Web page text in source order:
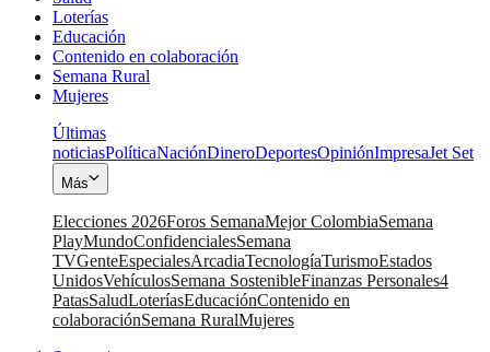
Loterías
Educación
Contenido en colaboración
Semana Rural
Mujeres
Últimas
noticiasPolíticaNaciónDineroDeportesOpiniónImpresaJet Set
Más
Elecciones 2026Foros SemanaMejor ColombiaSemana
PlayMundoConfidencialesSemana
TVGenteEspecialesArcadiaTecnologíaTurismoEstados
UnidosVehículosSemana SostenibleFinanzas Personales4
PatasSaludLoteríasEducaciónContenido en
colaboraciónSemana RuralMujeres